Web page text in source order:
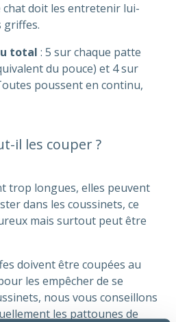
chat doit les entretenir lui-
griffes.
total : 5 sur chaque patte
du pouce) et 4 sur
poussent en continu,
il les couper ?
trop longues, elles peuvent
dans les coussinets, ce
mais surtout peut être
doivent être coupées au
les empêcher de se
nous vous conseillons
les pattounes de